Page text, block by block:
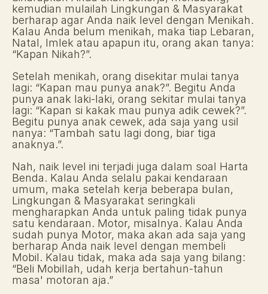
kemudian mulailah Lingkungan & Masyarakat
berharap agar Anda naik level dengan Menikah.
Kalau Anda belum menikah, maka tiap Lebaran,
Natal, Imlek atau apapun itu, orang akan tanya:
“Kapan Nikah?”.
Setelah menikah, orang disekitar mulai tanya
lagi: “Kapan mau punya anak?”. Begitu Anda
punya anak laki-laki, orang sekitar mulai tanya
lagi: “Kapan si kakak mau punya adik cewek?”.
Begitu punya anak cewek, ada saja yang usil
nanya: “Tambah satu lagi dong, biar tiga
anaknya.”.
Nah, naik level ini terjadi juga dalam soal Harta
Benda. Kalau Anda selalu pakai kendaraan
umum, maka setelah kerja beberapa bulan,
Lingkungan & Masyarakat seringkali
mengharapkan Anda untuk paling tidak punya
satu kendaraan. Motor, misalnya. Kalau Anda
sudah punya Motor, maka akan ada saja yang
berharap Anda naik level dengan membeli
Mobil. Kalau tidak, maka ada saja yang bilang:
“Beli Mobillah, udah kerja bertahun-tahun
masa' motoran aja.”